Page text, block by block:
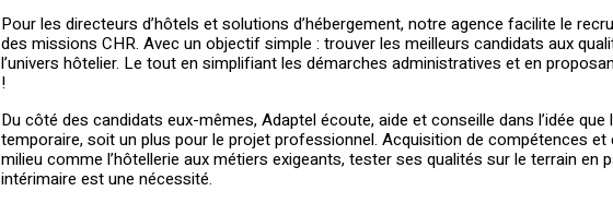
Pour les directeurs d’hôtels et solutions d’hébergement, notre agence facilite le
des missions CHR. Avec un objectif simple : trouver les meilleurs candidats aux
l’univers hôtelier. Le tout en simplifiant les démarches administratives et en
!
Du côté des candidats eux-mêmes, Adaptel écoute, aide et conseille dans l’idée que
temporaire, soit un plus pour le projet professionnel. Acquisition de compétences et
milieu comme l’hôtellerie aux métiers exigeants, tester ses qualités sur le terrain en
intérimaire est une nécessité.